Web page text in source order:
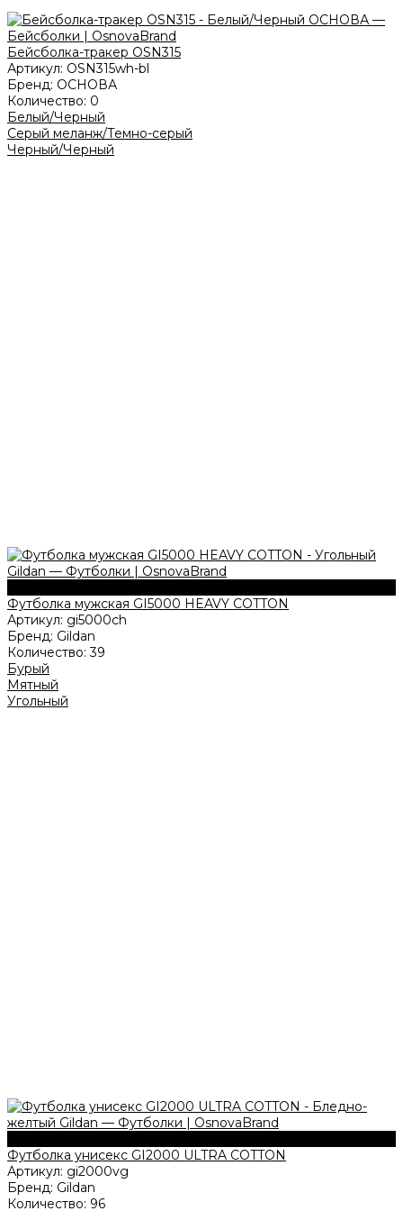
Бейсболка-тракер OSN315
Артикул: OSN315wh-bl
Бренд: ОСНОВА
Количество: 0
Белый/Черный
Серый меланж/Темно-серый
Черный/Черный
Футболка мужская GI5000 HEAVY COTTON
Артикул: gi5000ch
Бренд: Gildan
Количество:39
Бурый
Мятный
Угольный
Футболка унисекс GI2000 ULTRA COTTON
Артикул: gi2000vg
Бренд: Gildan
Количество: 96